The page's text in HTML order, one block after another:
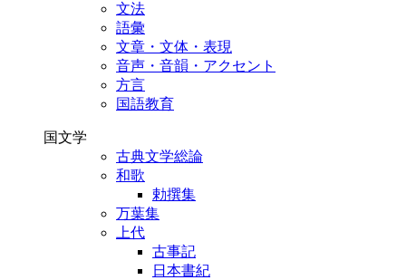
文法
語彙
文章・文体・表現
音声・音韻・アクセント
方言
国語教育
国文学
古典文学総論
和歌
勅撰集
万葉集
上代
古事記
日本書紀